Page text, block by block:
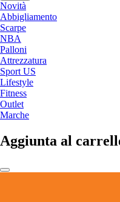
Novità
Abbigliamento
Scarpe
NBA
Palloni
Attrezzatura
Sport US
Lifestyle
Fitness
Outlet
Marche
Aggiunta al